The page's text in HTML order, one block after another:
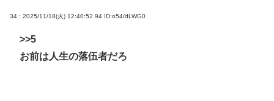
34 : 2025/11/18(火) 12:40:52.94 ID:o54/dLWG0
>>5
お前は人生の落伍者だろ